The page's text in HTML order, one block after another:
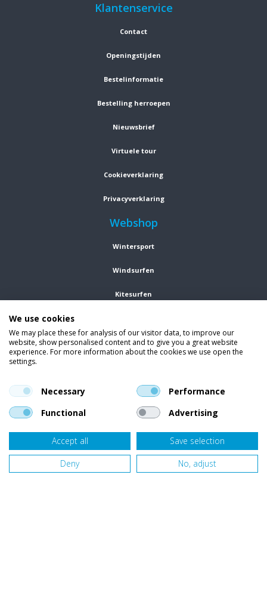
Klantenservice
Contact
Openingstijden
Bestelinformatie
Bestelling herroepen
Nieuwsbrief
Virtuele tour
Cookieverklaring
Privacyverklaring
Webshop
Wintersport
Windsurfen
Kitesurfen
Kleding
Vind ons op social media
En blijf op de hoogte van trends, aanbiedingen en kortingsacties.
Onze klanten beoordelen Van Bellen Wind & Snowgemiddeld met een
op basis van455beoordelingen.
We use cookies
We may place these for analysis of our visitor data, to improve our
website, show personalised content and to give you a great website
experience. For more information about the cookies we use open the
settings.
Necessary
Performance
Functional
Advertising
Accept all
Save selection
Deny
No, adjust